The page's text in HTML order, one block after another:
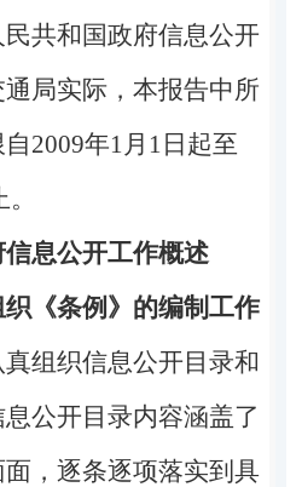
共和国政府信息公开
局实际，本报告中所
2009年1月1日起至
息公开工作概述
织《条例》的编制工作
组织信息公开目录和
公开目录内容涵盖了
，逐条逐项落实到具